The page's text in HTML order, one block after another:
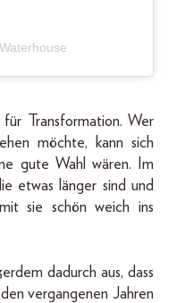
Transformation. Wer
möchte, kann sich
gute Wahl wären. Im
etwas länger sind und
sie schön weich ins
dadurch aus, dass
vergangenen Jahren